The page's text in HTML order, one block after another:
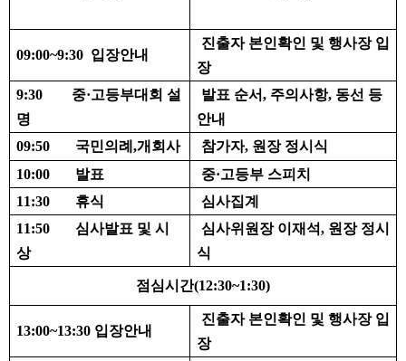
09:00~9:30 입장안내
진출자 본인확인 및 행사장 입
장
9:30 중·고등부대회 설
명
발표 순서, 주의사항, 동선 등
안내
09:50 국민의례 ,개회사 참가자, 원장 정시식
10:00 발표 중·고등부 스피치
11:30 휴식
심사집계
11:50 심사발표 및 시
상
심사위원장 이재석, 원장 정시
식
점심시간(12:30~1:30)
13:00~13:30 입장안내
진출자 본인확인 및 행사장 입
장